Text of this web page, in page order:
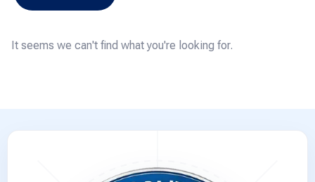
It seems we can't find what you're looking for.